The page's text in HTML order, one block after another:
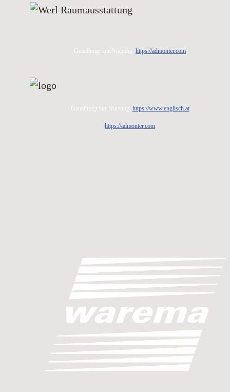
Genehmigt zur Nutzung:https://admonter.com
Genehmigt zur Nutzung: https://www.englisch.at
https://admonter.com